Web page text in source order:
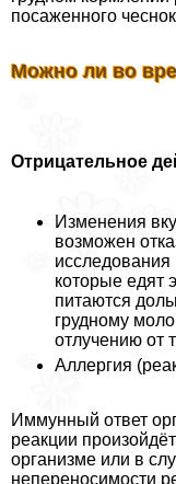
посаженного
Можно ли во
Отрицательное
Изменения
возможен
которые едят
питаются
грудному
отлучению от
Аллергия
Иммунный ответ
реакции
организме или в
непереносимости